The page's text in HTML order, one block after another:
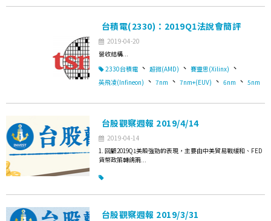
台積電(2330)：2019Q1法說會簡評
2019-04-20
營收結構...
2330台積電 、 超微(AMD) 、 賽靈思(Xilinx) 、
英飛凌(Infineon) 、 7nm 、 7nm+(EUV) 、 6nm 、 5nm
台股觀察週報 2019/4/14
2019-04-14
1. 回顧2019Q1美股強勁的表現，主要由中美貿易戰緩和、FED
貨幣政策轉鴿兩...
台股觀察週報 2019/3/31